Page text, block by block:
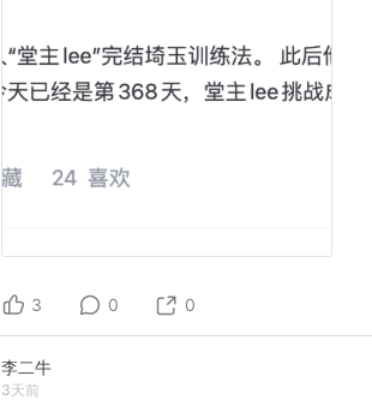
3 0 0
李二牛
3天前